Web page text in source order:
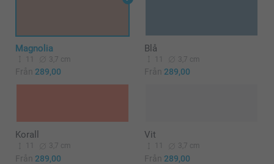
Magnolia
3,7 cm
Från 289,00
Blå
3,7 cm
Från 289,00
Korall
3,7 cm
Från 289,00
Vit
3,7 cm
Från 289,00